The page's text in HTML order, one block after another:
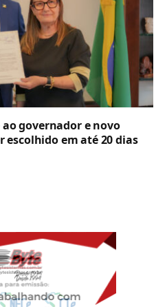
governador e novo
escolhido em até 20 dias